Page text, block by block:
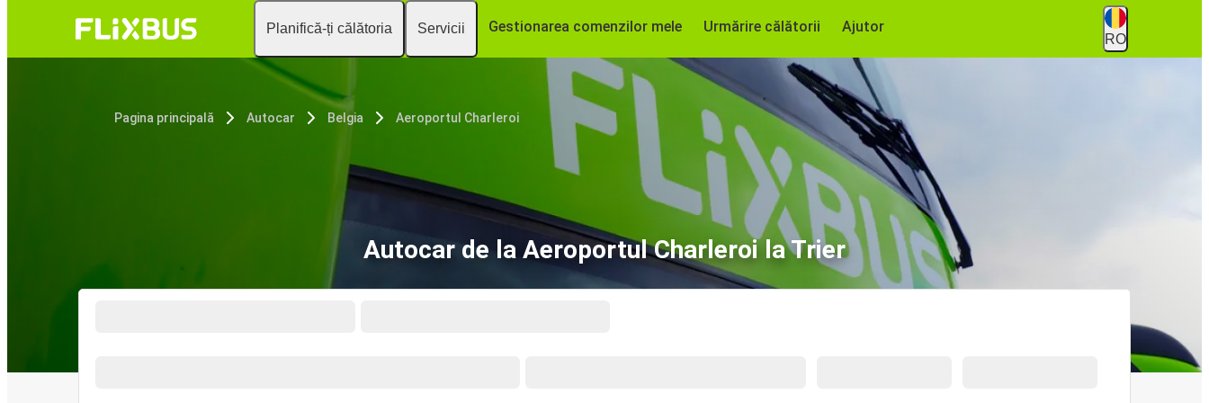
Planifică-ți călătoria Servicii Gestionarea comenzilor mele Urmărire călătorii Ajutor
RO
Pagina principală Autocar Belgia Aeroportul Charleroi
Autocar de la Aeroportul Charleroi la Trier